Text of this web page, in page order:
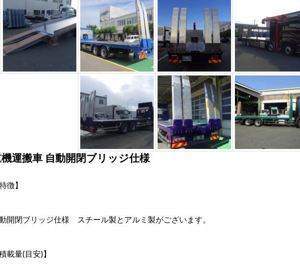
運搬車 自動開閉ブリッジ仕様
徴】
開閉ブリッジ仕様 スチール製とアルミ製がございます。
積載量(目安)】